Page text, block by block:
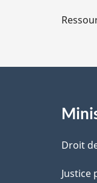
s
l
a
p
Droit
Justice